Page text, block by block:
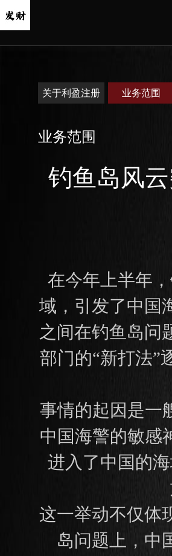
关于利盈注册 业务范围
业务范围
钓鱼岛风
在今年上半年
域，引发了中国
之间在钓鱼岛问
部门的“新打法”
事情的起因是一
中国海警的敏感
进入了中国的
这一举动不仅体
岛问题上，中